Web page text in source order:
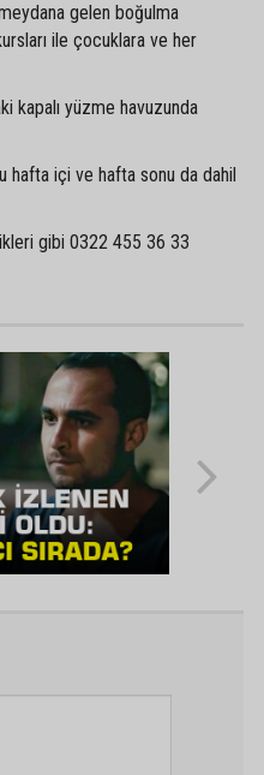
gelen boğulma
ile çocuklara ve her
kapalı yüzme havuzunda
içi ve hafta sonu da dahil
gibi 0322 455 36 33